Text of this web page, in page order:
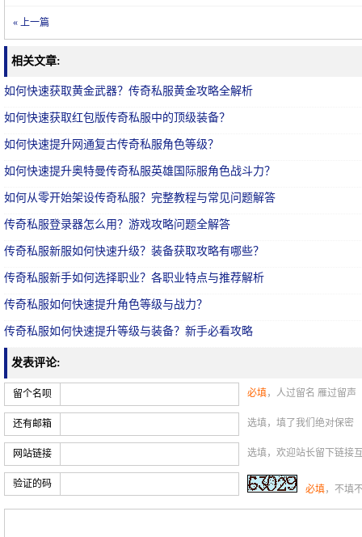
« 上一篇
相关文章:
如何快速获取黄金武器？传奇私服黄金攻略全解析
如何快速获取红包版传奇私服中的顶级装备？
如何快速提升网通复古传奇私服角色等级？
如何快速提升奥特曼传奇私服英雄国际服角色战斗力？
如何从零开始架设传奇私服？完整教程与常见问题解答
传奇私服登录器怎么用？游戏攻略问题全解答
传奇私服新服如何快速升级？装备获取攻略有哪些？
传奇私服新手如何选择职业？各职业特点与推荐解析
传奇私服如何快速提升角色等级与战力？
传奇私服如何快速提升等级与装备？新手必看攻略
发表评论:
留个名呗 必填，人过留名 雁过留声
还有邮箱 选填，填了我们绝对保密
网站链接 选填，欢迎站长留下链接
验证的码 必填，不填